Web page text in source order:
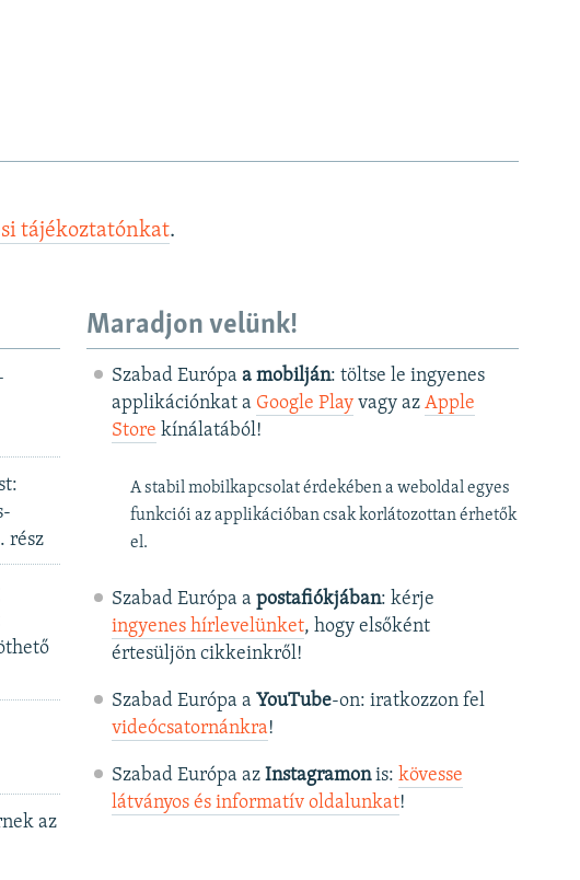
tájékoztatónkat.
rész
az
Maradjon velünk!
Szabad Európa a mobilján: töltse le ingyenes
applikációnkat a Google Playvagy az Apple
Store kínálatából!
A stabil mobilkapcsolat érdekében a weboldal egyes
funkciói az applikációban csak korlátozottan érhetők
el.
Szabad Európa a postafiókjában: kérje
ingyenes hírlevelünket, hogy elsőként
értesüljön cikkeinkről!
Szabad Európa a YouTube-on: iratkozzon fel
videócsatornánkra!
Szabad Európa az Instagramonis: kövesse
látványos és informatív oldalunkat! ​